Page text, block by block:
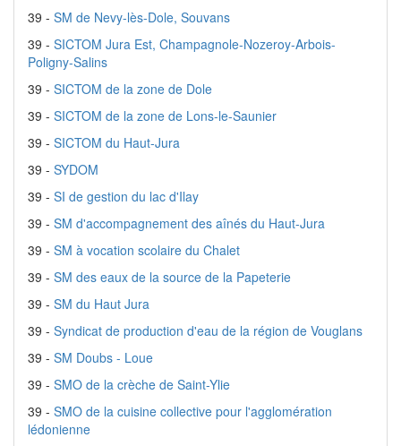
39 - SM de Nevy-lès-Dole, Souvans
39 - SICTOM Jura Est, Champagnole-Nozeroy-Arbois-
Poligny-Salins
39 - SICTOM de la zone de Dole
39 - SICTOM de la zone de Lons-le-Saunier
39 - SICTOM du Haut-Jura
39 - SYDOM
39 - SI de gestion du lac d'Ilay
39 - SM d'accompagnement des aînés du Haut-Jura
39 - SM à vocation scolaire du Chalet
39 - SM des eaux de la source de la Papeterie
39 - SM du Haut Jura
39 - Syndicat de production d'eau de la région de Vouglans
39 - SM Doubs - Loue
39 - SMO de la crèche de Saint-Ylie
39 - SMO de la cuisine collective pour l'agglomération
lédonienne